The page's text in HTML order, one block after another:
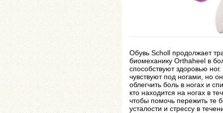
Обувь Scholl продолжает
биомеханику Orthaheel в
способствуют здоровью
чувствуют под ногами, но
облегчить боль в ногах и
кто находится на ногах в
чтобы помочь пережить те
усталости и стрессу в